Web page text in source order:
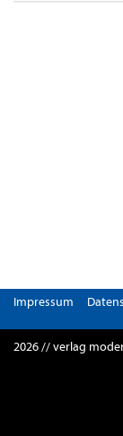
Impressum
2026 // verlag